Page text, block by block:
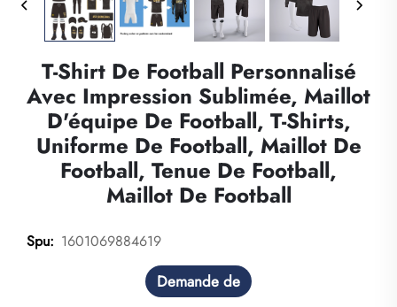
T-Shirt De Football Personnalisé
Avec Impression Sublimée, Maillot
D'équipe De Football, T-Shirts,
Uniforme De Football, Maillot De
Football, Tenue De Football,
Maillot De Football
Spu: 1601069884619
Demande de